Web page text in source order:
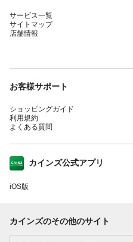
サービス一覧
サイトマップ
店舗情報
お客様サポート
ショッピングガイド
利用規約
よくある質問
カインズ公式アプリ
iOS版
カインズのその他のサイト